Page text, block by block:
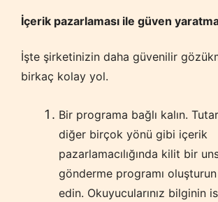
İçerik pazarlaması ile güven
İşte şirketinizin daha güvenilir
birkaç kolay yol.
Bir programa bağlı kalın.
diğer birçok yönü gibi içerik
pazarlamacılığında kilit bir
gönderme programı
edin. Okuyucularınız bilginin